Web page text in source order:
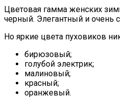
Цветовая гамма женских
черный. Элегантный и очень
Но яркие цвета пуховиков
бирюзовый;
голубой электрик;
малиновый;
красный;
оранжевый.